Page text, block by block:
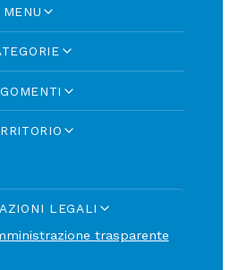
MENU
LEGALI
trasparente